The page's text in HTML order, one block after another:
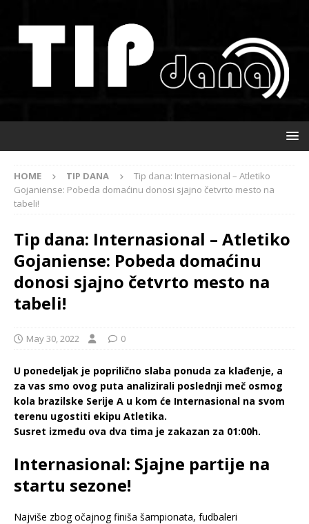
HOME TIP DANA
Tip dana: Internasional – Atletiko
Gojaniense: Pobeda domaćinu donosi sjajno četvrto mesto na
tabeli!
Tip dana: Internasional – Atletiko
Gojaniense: Pobeda domaćinu
donosi sjajno četvrto mesto na
tabeli!
May 30, 2022 0
U ponedeljak je poprilično slaba ponuda za klađenje, a
za vas smo ovog puta analizirali poslednji meč osmog
kola brazilske Serije A u kom će Internasional na svom
terenu ugostiti ekipu Atletika.
Susret između ova dva tima je zakazan za 01:00h.
Internasional: Sjajne partije na
startu sezone!
Najviše zbog očajnog finiša šampionata, fudbaleri